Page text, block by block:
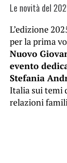
Le novità del
L’edizione
per la prima
Nuovo
evento
Stefania
Italia sui temi
relazioni